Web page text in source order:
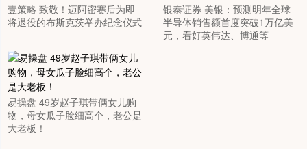
壹策略 致敬！迈阿密赛后为即
将退役的布斯克茨举办纪念仪式
银泰证券 美银：预测明年全球
半导体销售额首度突破1万亿美
元，看好英伟达、博通等
易操盘 49岁赵子琪带俩女儿购
物，母女瓜子脸细高个，老公是
大老板！